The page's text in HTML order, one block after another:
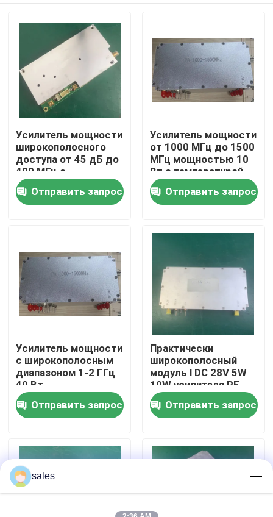
Дома
О Компании
Продукция
усилитель силы rf
Усилитель силы LTE
Полупроводниковый усилитель силы
Усилитель телекоммуникаций
мобильный репитер сигнала
Усилитель мощности
широкополосного
доступа от 45 дБ до
400 МГц с
соединителем SMA
Отправить запрос
Усилитель мощности
от 1000 МГц до 1500
МГц мощностью 10
Вт с температурой
работы от -40 до 65
С
Отправить запрос
Усилитель мощности
с широкополосным
диапазоном 1-2 ГГц
40 Вт.
Отправить запрос
Практически
широкополосный
модуль l DC 28V 5W
10W усилителя RF
диапазона
Отправить запрос
sales